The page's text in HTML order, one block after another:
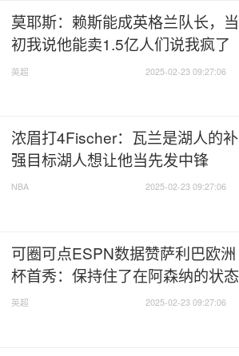
莫耶斯：赖斯能成英格兰队长，当
初我说他能卖1.5亿人们说我疯了
英超 2025-02-23 09:27:06
浓眉打4Fischer：瓦兰是湖人的补
强目标湖人想让他当先发中锋
NBA 2025-02-23 09:27:06
可圈可点ESPN数据赞萨利巴欧洲
杯首秀：保持住了在阿森纳的状态
英超 2025-02-23 09:27:06